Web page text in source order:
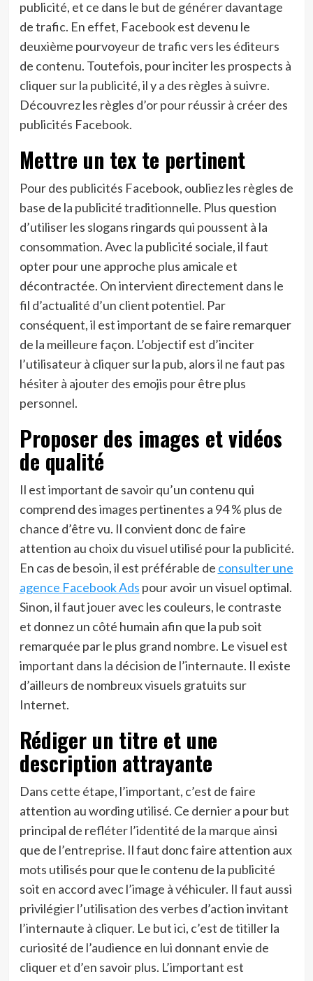
publicité, et ce dans le but de générer davantage
de trafic. En effet, Facebook est devenu le
deuxième pourvoyeur de trafic vers les éditeurs
de contenu. Toutefois, pour inciter les prospects à
cliquer sur la publicité, il y a des règles à suivre.
Découvrez les règles d’or pour réussir à créer des
publicités Facebook.
Mettre un tex te pertinent
Pour des publicités Facebook, oubliez les règles de
base de la publicité traditionnelle. Plus question
d’utiliser les slogans ringards qui poussent à la
consommation. Avec la publicité sociale, il faut
opter pour une approche plus amicale et
décontractée. On intervient directement dans le
fil d’actualité d’un client potentiel. Par
conséquent, il est important de se faire remarquer
de la meilleure façon. L’objectif est d’inciter
l’utilisateur à cliquer sur la pub, alors il ne faut pas
hésiter à ajouter des emojis pour être plus
personnel.
Proposer des images et vidéos
de qualité
Il est important de savoir qu’un contenu qui
comprend des images pertinentes a 94 % plus de
chance d’être vu. Il convient donc de faire
attention au choix du visuel utilisé pour la publicité.
En cas de besoin, il est préférable de consulter une
agence Facebook Ads pour avoir un visuel optimal.
Sinon, il faut jouer avec les couleurs, le contraste
et donnez un côté humain afin que la pub soit
remarquée par le plus grand nombre. Le visuel est
important dans la décision de l’internaute. Il existe
d’ailleurs de nombreux visuels gratuits sur
Internet.
Rédiger un titre et une
description attrayante
Dans cette étape, l’important, c’est de faire
attention au wording utilisé. Ce dernier a pour but
principal de refléter l’identité de la marque ainsi
que de l’entreprise. Il faut donc faire attention aux
mots utilisés pour que le contenu de la publicité
soit en accord avec l’image à véhiculer. Il faut aussi
privilégier l’utilisation des verbes d’action invitant
l’internaute à cliquer. Le but ici, c’est de titiller la
curiosité de l’audience en lui donnant envie de
cliquer et d’en savoir plus. L’important est